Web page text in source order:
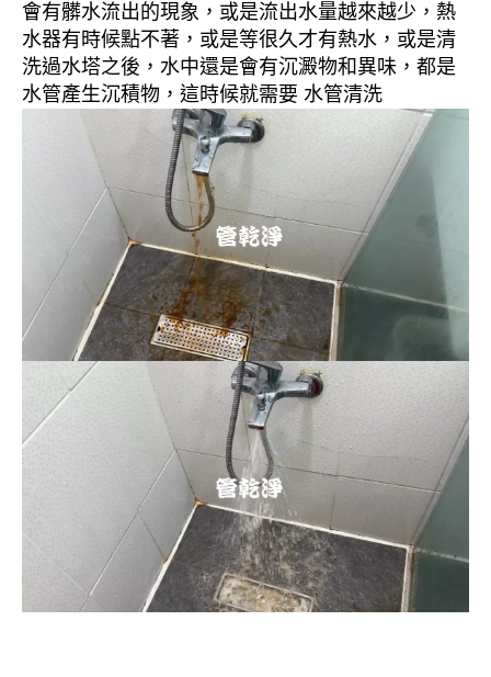
會有髒水流出的現象，或是流出水量越來越少，熱
水器有時候點不著，或是等很久才有熱水，或是清
洗過水塔之後，水中還是會有沉澱物和異味，都是
水管產生沉積物，這時候就需要 水管清洗